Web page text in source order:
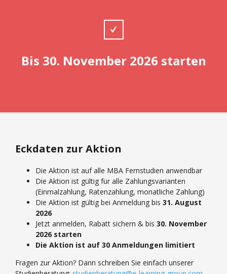
Bis 30. November 2026 starten
Eckdaten zur Aktion
Die Aktion ist auf alle MBA Fernstudien anwendbar
Die Aktion ist gültig für alle Zahlungsvarianten
(Einmalzahlung, Ratenzahlung, monatliche Zahlung)
Die Aktion ist gültig bei Anmeldung bis 31. August
2026
Jetzt anmelden, Rabatt sichern & bis 30. November
2026 starten
Die Aktion ist auf 30 Anmeldungen limitiert
Fragen zur Aktion? Dann schreiben Sie einfach unserer